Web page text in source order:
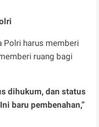
Polri harus memberi
ruang bagi
dihukum, dan status
baru pembenahan,”